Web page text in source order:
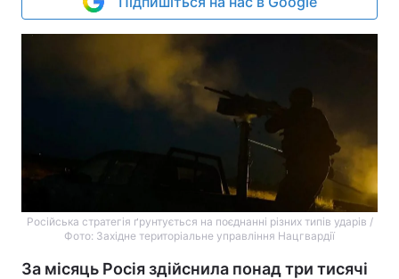
Російська стратегія ґрунтується на поєднанні різних типів ударів /
Фото: Західне територіальне управління Нацгвардії
За місяць Росія здійснила понад три тисячі